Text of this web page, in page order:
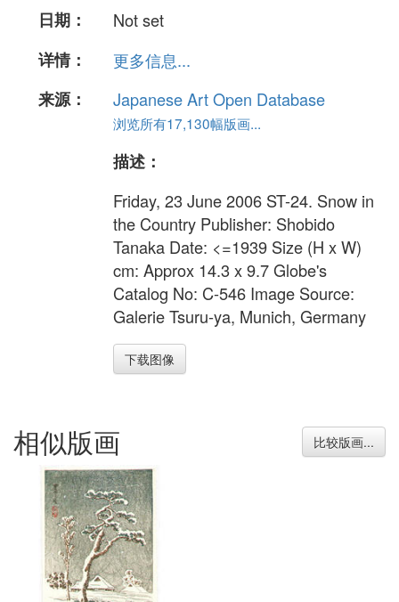
日期：
Not set
详情：
更多信息...
来源：
Japanese Art Open Database
浏览所有17,130幅版画...
描述：
Friday, 23 June 2006 ST-24. Snow in
the Country Publisher: Shobido
Tanaka Date: <=1939 Size (H x W)
cm: Approx 14.3 x 9.7 Globe's
Catalog No: C-546 Image Source:
Galerie Tsuru-ya, Munich, Germany
下载图像
相似版画 比较版画...